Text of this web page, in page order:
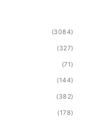
(3084)
(327)
(71)
(144)
(382)
(178)